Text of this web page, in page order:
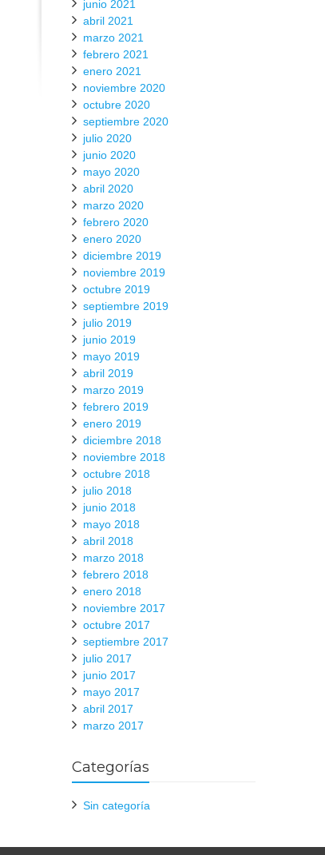
junio 2021
abril 2021
marzo 2021
febrero 2021
enero 2021
noviembre 2020
octubre 2020
septiembre 2020
julio 2020
junio 2020
mayo 2020
abril 2020
marzo 2020
febrero 2020
enero 2020
diciembre 2019
noviembre 2019
octubre 2019
septiembre 2019
julio 2019
junio 2019
mayo 2019
abril 2019
marzo 2019
febrero 2019
enero 2019
diciembre 2018
noviembre 2018
octubre 2018
julio 2018
junio 2018
mayo 2018
abril 2018
marzo 2018
febrero 2018
enero 2018
noviembre 2017
octubre 2017
septiembre 2017
julio 2017
junio 2017
mayo 2017
abril 2017
marzo 2017
Categorías
Sin categoría